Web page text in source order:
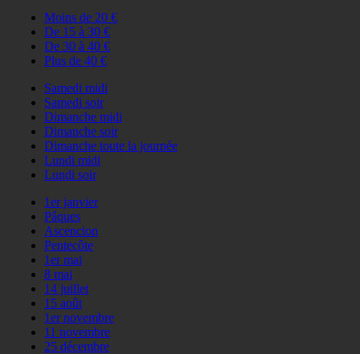
Moins de 20 €
De 15 à 30 €
De 30 à 40 €
Plus de 40 €
Samedi midi
Samedi soir
Dimanche midi
Dimanche soir
Dimanche toute la journée
Lundi midi
Lundi soir
1er janvier
Pâques
Ascencion
Pentecôte
1er mai
8 mai
14 juillet
15 août
1er novembre
11 novembre
25 décembre